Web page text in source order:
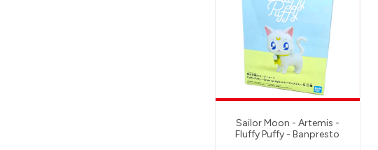
Sailor Moon - Artemis -
Fluffy Puffy - Banpresto